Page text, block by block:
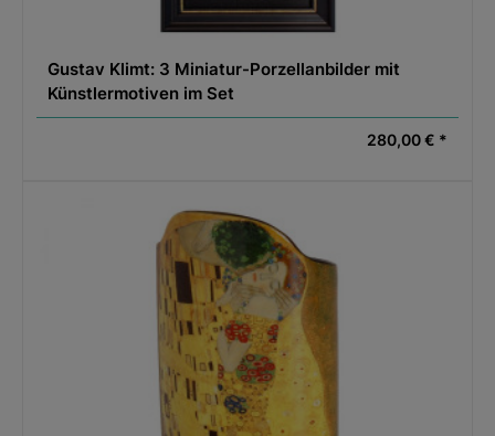
Gustav Klimt: 3 Miniatur-Porzellanbilder mit
Künstlermotiven im Set
280,00 € *